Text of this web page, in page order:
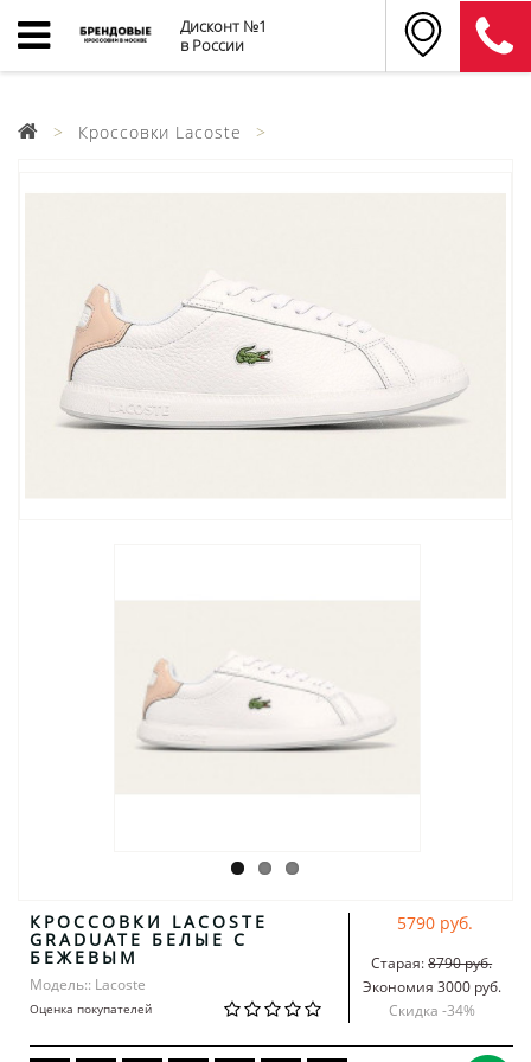
Дисконт №1
в России
Кроссовки Lacoste
КРОССОВКИ LACOSTE
GRADUATE БЕЛЫЕ С
БЕЖЕВЫМ
Модель:: Lacoste
Оценка покупателей
5790 руб.
Старая:8790 руб.
Экономия 3000 руб.
Скидка -34%